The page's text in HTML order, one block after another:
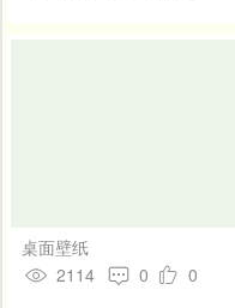
桌面壁纸
2114
0 0